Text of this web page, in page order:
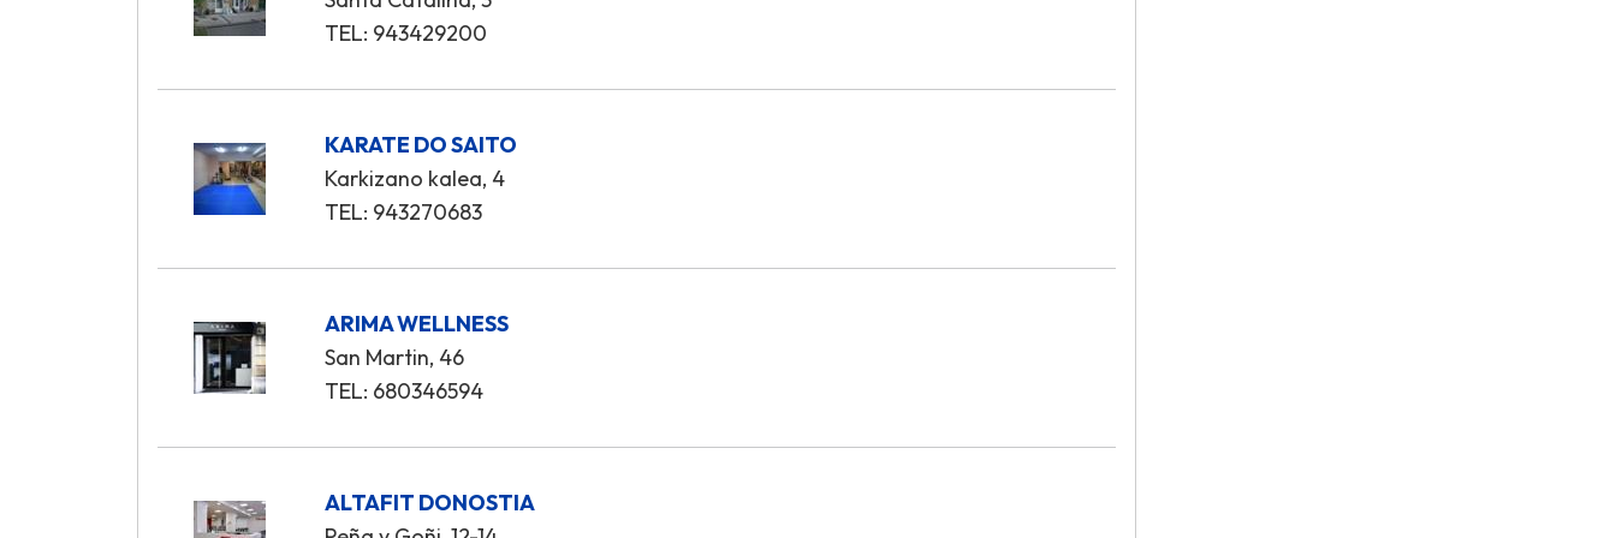
TEL: 943429200
KARATE DO SAITO
Karkizano kalea, 4
TEL: 943270683
ARIMA WELLNESS
San Martin, 46
TEL: 680346594
ALTAFIT DONOSTIA